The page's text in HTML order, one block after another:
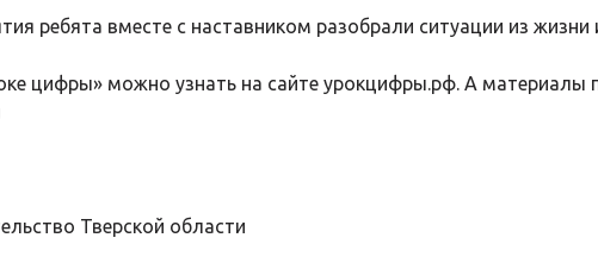
ребята вместе с наставником разобрали ситуации из
цифры» можно узнать на сайте урокцифры.рф. А материалы
Тверской области